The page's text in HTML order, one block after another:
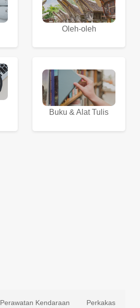
Oleh-oleh
Buku & Alat Tulis
Perawatan Kendaraan Perkakas